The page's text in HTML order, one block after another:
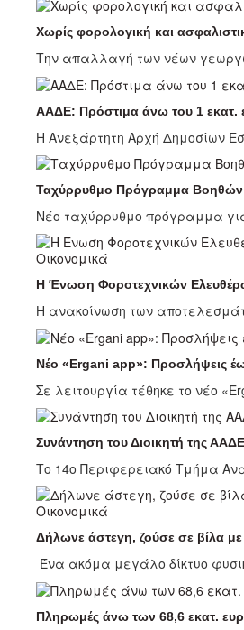
Χωρίς φορολογική και
Την απαλλαγή των νέων
ΑΑΔΕ: Πρόστιμα άνω του 1 εκατ.
Η Ανεξάρτητη Αρχή Δημοσίων
Ταχύρρυθμο Πρόγραμμα Βοηθών
Νέο ταχύρρυθμο πρόγραμμα
Οικονομικά
Η Ένωση Φοροτεχνικών
Η ανακοίνωση των
Νέο «Ergani app»: Προσλήψεις
Σε λειτουργία τέθηκε το νέο
Συνάντηση του Διοικητή της
Το 14ο Περιφερειακό Τμήμα
Οικονομικά
Δήλωνε άστεγη, ζούσε σε βίλα
Ένα ακόμα μεγάλο δίκτυο
Πληρωμές άνω των 68,6 εκατ.